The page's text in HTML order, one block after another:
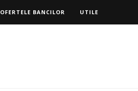
OFERTELE BANCILOR UTILE